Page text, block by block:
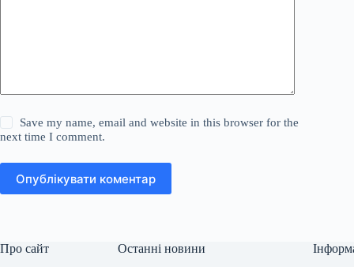
Save my name, email and website in this browser for the
next time I comment.
Опублікувати коментар
Про сайт Останні новини